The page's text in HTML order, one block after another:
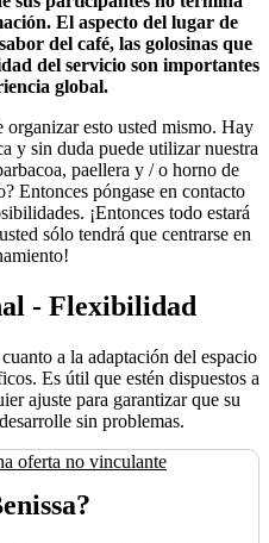
El aspecto del lugar de
del café, las golosinas que
del servicio son importantes
global.
organizar esto usted mismo. Hay
y sin duda puede utilizar nuestra
paellera y / o horno de
Entonces póngase en contacto
¡Entonces todo estará
sólo tendrá que centrarse en
- Flexibilidad
a la adaptación del espacio
Es útil que estén dispuestos a
ajuste para garantizar que su
sin problemas.
oferta no vinculante